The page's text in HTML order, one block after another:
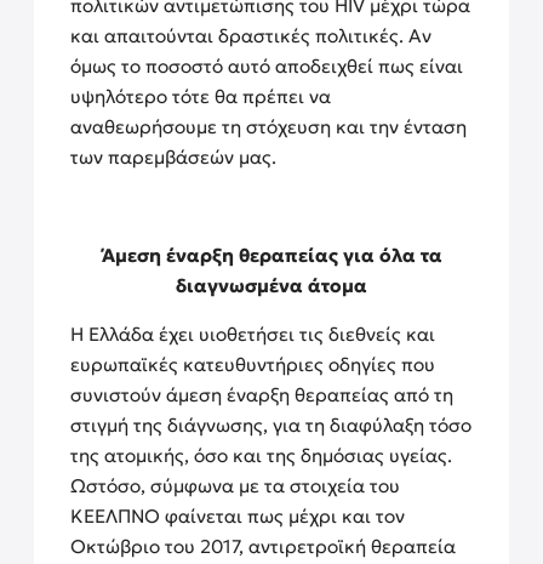
πολιτικών αντιμετώπισης του HIV μέχρι τώρα
και απαιτούνται δραστικές πολιτικές. Αν
όμως το ποσοστό αυτό αποδειχθεί πως είναι
υψηλότερο τότε θα πρέπει να
αναθεωρήσουμε τη στόχευση και την ένταση
των παρεμβάσεών μας.
Άμεση έναρξη θεραπείας για όλα τα
διαγνωσμένα άτομα
Η Ελλάδα έχει υιοθετήσει τις διεθνείς και
ευρωπαϊκές κατευθυντήριες οδηγίες που
συνιστούν άμεση έναρξη θεραπείας από τη
στιγμή της διάγνωσης, για τη διαφύλαξη τόσο
της ατομικής, όσο και της δημόσιας υγείας.
Ωστόσο, σύμφωνα με τα στοιχεία του
ΚΕΕΛΠΝΟ φαίνεται πως μέχρι και τον
Οκτώβριο του 2017, αντιρετροϊκή θεραπεία